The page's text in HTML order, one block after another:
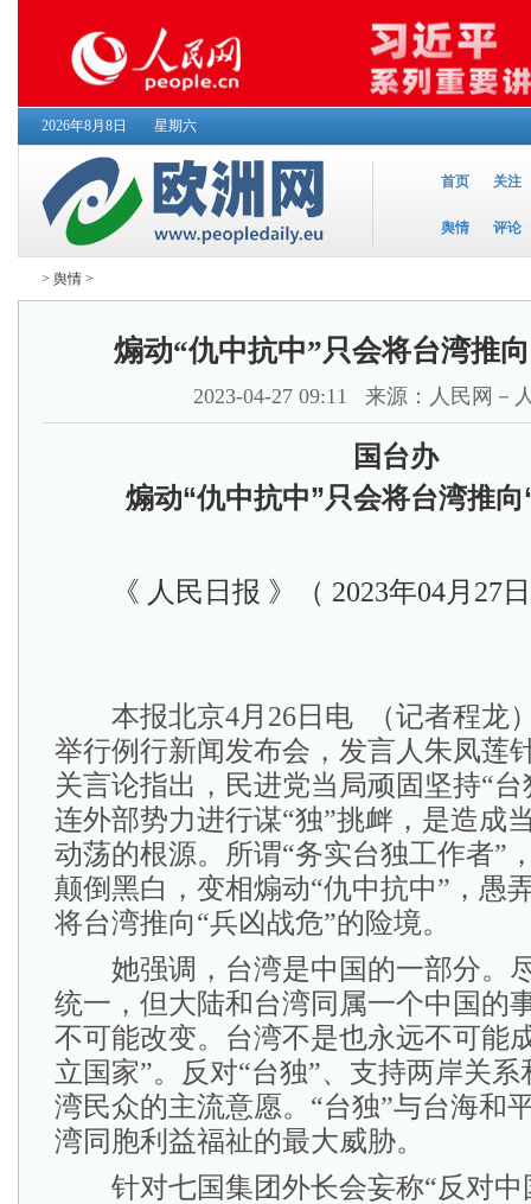
2026年8月8日 星期六
首页 关注
舆情 评论
> 舆情 >
煽动“仇中抗中”只会将台湾推
2023-04-27 09:11 来源：人民网－
国台办
煽动“仇中抗中”只会将台湾推
《 人民日报 》（ 2023年04月27
本报北京4月26日电 （记者程龙
举行例行新闻发布会，发言人朱凤莲
关言论指出，民进党当局顽固坚持“
连外部势力进行谋“独”挑衅，是造成
动荡的根源。所谓“务实台独工作者”
颠倒黑白，变相煽动“仇中抗中”，愚
将台湾推向“兵凶战危”的险境。
她强调，台湾是中国的一部分。
统一，但大陆和台湾同属一个中国的
不可能改变。台湾不是也永远不可能
立国家”。反对“台独”、支持两岸关
湾民众的主流意愿。“台独”与台海和
湾同胞利益福祉的最大威胁。
针对七国集团外长会妄称“反对中